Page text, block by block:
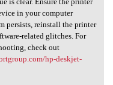
in your computer
persists, reinstall the printer
related glitches. For
check out
hp-deskjet-